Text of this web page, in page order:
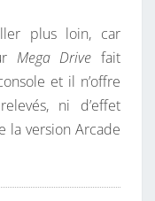
plus loin, car
Mega Drive fait
et il n’offre
ni d’effet
la version Arcade